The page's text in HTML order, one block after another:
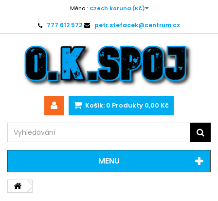
Měna : Czech koruna (Kč)
777 612 572 petr.stefacek@centrum.cz
Košík: 0 Produkty 0,00 Kč
MENU